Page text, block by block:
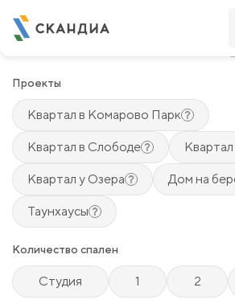
Квартиры
Проекты
Квартал в Комарово Парк
Квартал в Слободе
Квартал у Озера Дом на
Таунхаусы
Количество спален
Студия 1 2